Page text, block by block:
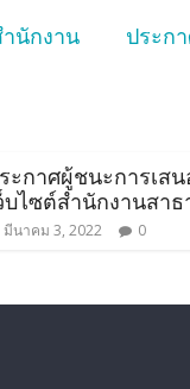
นักงาน ประก
ะกาศผู้ชนะการเส
บไซต์สำนักงานสา
มีนาคม 3, 2022 0